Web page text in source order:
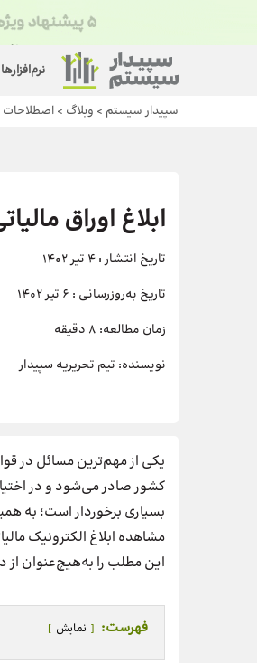
نرم‌افزارها
سپیدار سیستم > وبلاگ >اصطلاحات
ابلاغ اوراق
تاریخ انتشار : 4 تیر 1402
تاریخ به‌روزرسانی : 6 تیر 1402
زمان مطالعه: 8 دقیقه
نویسنده: تیم تحریریه سپیدار
یکی از مهم‌ترین مسائل در
کشور صادر می‌شود و در
بسیاری برخوردار است؛ به
مشاهده ابلاغ الکترونیک
این مطلب را به‌هیچ‌عنوان
فهرست: نمایش